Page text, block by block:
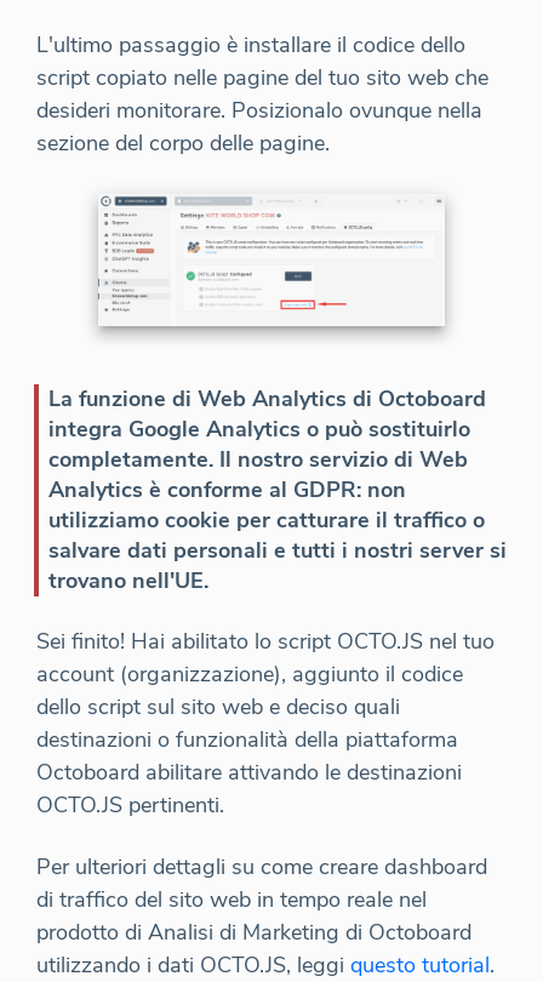
L'ultimo passaggio è installare il codice dello
script copiato nelle pagine del tuo sito web che
desideri monitorare. Posizionalo ovunque nella
sezione del corpo delle pagine.
La funzione di Web Analytics di Octoboard
integra Google Analytics o può sostituirlo
completamente. Il nostro servizio di Web
Analytics è conforme al GDPR: non
utilizziamo cookie per catturare il traffico o
salvare dati personali e tutti i nostri server si
trovano nell'UE.
Sei finito! Hai abilitato lo script OCTO.JS nel tuo
account (organizzazione), aggiunto il codice
dello script sul sito web e deciso quali
destinazioni o funzionalità della piattaforma
Octoboard abilitare attivando le destinazioni
OCTO.JS pertinenti.
Per ulteriori dettagli su come creare dashboard
di traffico del sito web in tempo reale nel
prodotto di Analisi di Marketing di Octoboard
utilizzando i dati OCTO.JS, leggi questo tutorial.